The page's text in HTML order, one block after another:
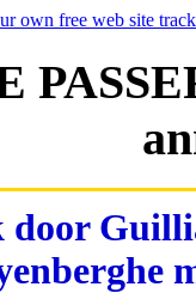
door